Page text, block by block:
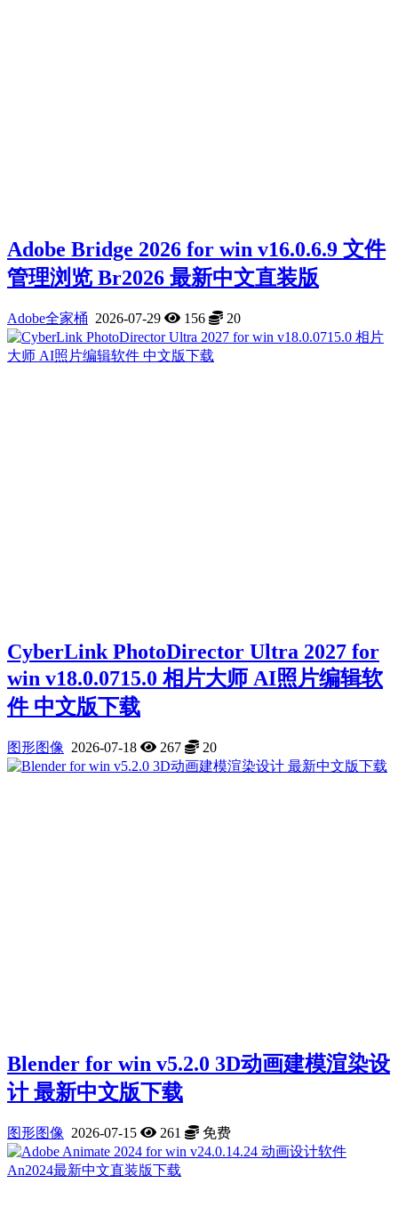
Adobe Bridge 2026 for win v16.0.6.9 文件
管理浏览 Br2026 最新中文直装版
Adobe全家桶 2026-07-29 156 20
Cyber​​Link PhotoDirector Ultra 2027 for
win v18.0.0715.0 相片大师 AI照片编辑软
件 中文版下载
图形图像 2026-07-18 267 20
Blender for win v5.2.0 3D动画建模渲染设
计 最新中文版下载
图形图像 2026-07-15 261 免费